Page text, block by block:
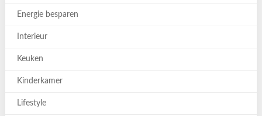
Energie besparen
Interieur
Keuken
Kinderkamer
Lifestyle